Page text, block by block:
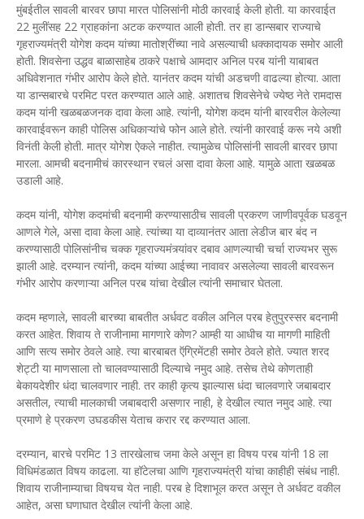
मुंबईतील सावली बारवर छापा मारत पोलिसांनी मोठी कारवाई केली होती. या कारवाईत
22 मुलींसह 22 ग्राहकांना अटक करण्यात आली होती. तर हा डान्सबार राज्याचे
गृहराज्यमंत्री योगेश कदम यांच्या मातोश्रींच्या नावे असल्याची धक्कादायक समोर आली
होती. शिवसेना उद्धव बाळासाहेब ठाकरे पक्षाचे आमदार अनिल परब यांनी याबाबत
अधिवेशनात गंभीर आरोप केले होते. यानंतर कदम यांची अडचणी वाढल्या होत्या. आता
या डान्सबारचे परमिट परत करण्यात आले आहे. अशातच शिवसेनेचे ज्येष्ठ नेते रामदास
कदम यांनी खळबळजनक दावा केला आहे. त्यांनी, योगेश कदम यांनी बारवरील केलेल्या
कारवाईवरून काही पोलिस अधिकाऱ्यांचे फोन आले होते. त्यांनी कारवाई करू नये अशी
विनंती केली होती. मात्र योगेश ऐकले नाहीत. त्यामुळेच पोलिसांनी सावली बारवर छापा
मारला. आमची बदनामीचं कारस्थान रचलं असा दावा केला आहे. यामुळे आता खळबळ
उडाली आहे.
कदम यांनी, योगेश कदमांची बदनामी करण्यासाठीच सावली प्रकरण जाणीवपूर्वक घडवून
आणले गेले, असा दावा केला आहे. त्यांच्या या दाव्यानंतर आता लेडीज बार बंद न
करण्यासाठी पोलिसांनीच चक्क गृहराज्यमंत्र्यांवर दबाव आणल्याची चर्चा राज्यभर सुरू
झाली आहे. दरम्यान त्यांनी, कदम यांच्या आईच्या नावावर असलेल्या सावली बारवरून
गंभीर आरोप करणाऱ्या अनिल परब यांचा देखील त्यांनी समाचार घेतला.
कदम म्हणाले, सावली बारच्या बाबतीत अर्धवट वकील अनिल परब हेतुपुरस्सर बदनामी
करत आहेत. शिवाय ते राजीनामा मागणारे कोण? आम्ही या आधीच या मागणी माहिती
आणि सत्य समोर ठेवले आहे. त्या बारबाबत ऍग्रिमेंटही समोर ठेवले होते. ज्यात शरद
शेट्टी या माणसाला तो चालवण्यासाठी दिल्याचे नमुद आहे. तसेच तेथे कोणताही
बेकायदेशीर धंदा चालवणार नाही. तर काही कृत्य झाल्यास धंदा चालवणारे जबाबदार
असतील, त्याची मालकाची जबाबदारी असणार नाही, हे देखील त्यात नमुद आहे. त्या
प्रमाणे हे प्रकरण उघडकीस येताच करार रद्द करण्यात आला.
दरम्यान, बारचे परमिट 13 तारखेलाच जमा केले असून हा विषय परब यांनी 18 ला
विधिमंडळात विषय काढला. या हॉटेलचा आणि गृहराज्यमंत्री यांचा काहीही संबंध नाही.
शिवाय राजीनाम्याचा विषयच येत नाही. परब हे दिशाभूल करत असून ते अर्धवट वकील
आहेत, असा घणाघात देखील त्यांनी केला आहे.